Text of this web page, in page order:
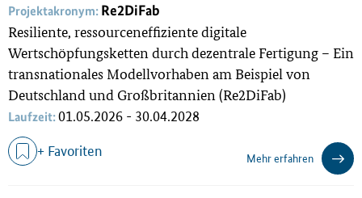
Projektakronym: Re2DiFab
Resiliente, ressourceneffiziente digitale
Wertschöpfungsketten durch dezentrale Fertigung – Ein
transnationales Modellvorhaben am Beispiel von
Deutschland und Großbritannien (Re2DiFab)
Laufzeit:01.05.2026 - 30.04.2028
+ Favoriten Mehr erfahren